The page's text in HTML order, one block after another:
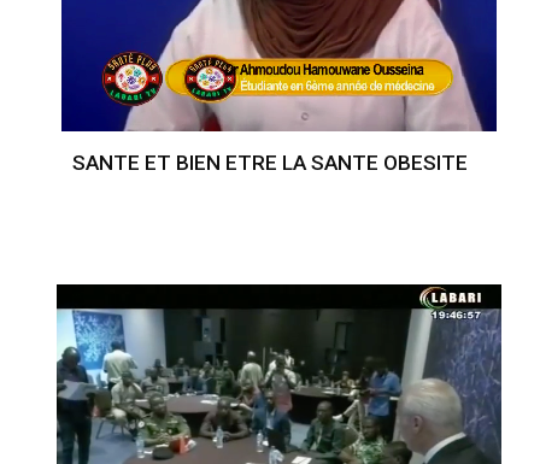
SANTE ET BIEN ETRE LA SANTE OBESITE